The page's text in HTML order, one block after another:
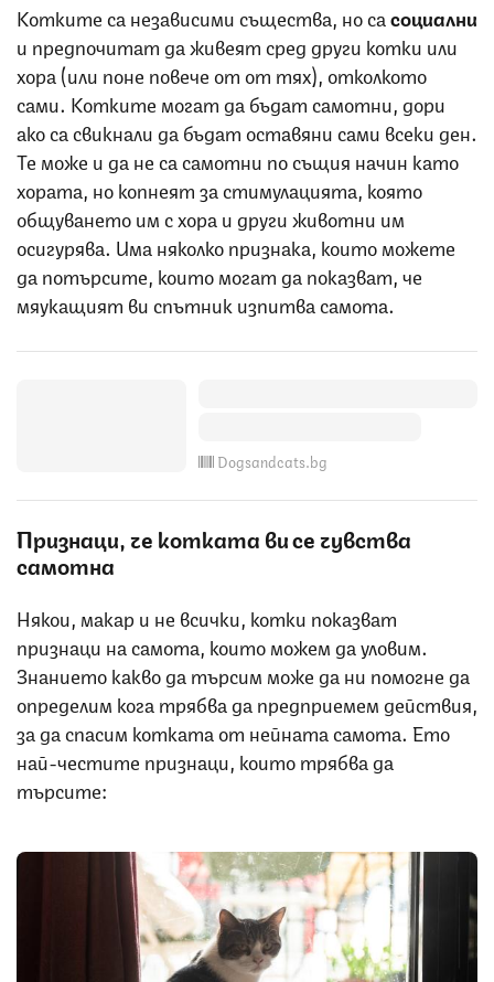
Котките са независими същества, но сасоциални
и предпочитат да живеят сред други котки или
хора (или поне повече от от тях), отколкото
сами. Котките могат да бъдат самотни, дори
ако са свикнали да бъдат оставяни сами всеки ден.
Те може и да не са самотни по същия начин като
хората, но копнеят за стимулацията, която
общуването им с хора и други животни им
осигурява. Има няколко признака, които можете
да потърсите, които могат да показват, че
мяукащият ви спътник изпитва самота.
Dogsandcats.bg
Признаци, че котката ви се чувства
самотна
Някои, макар и не всички, котки показват
признаци на самота, които можем да уловим.
Знанието какво да търсим може да ни помогне да
определим кога трябва да предприемем действия,
за да спасим котката от нейната самота. Ето
най-честите признаци, които трябва да
търсите: